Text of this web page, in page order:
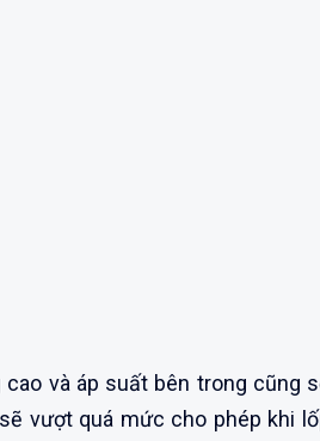
và áp suất bên trong cũng
vượt quá mức cho phép khi